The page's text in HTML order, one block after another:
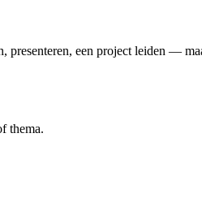
een project leiden —
thema.